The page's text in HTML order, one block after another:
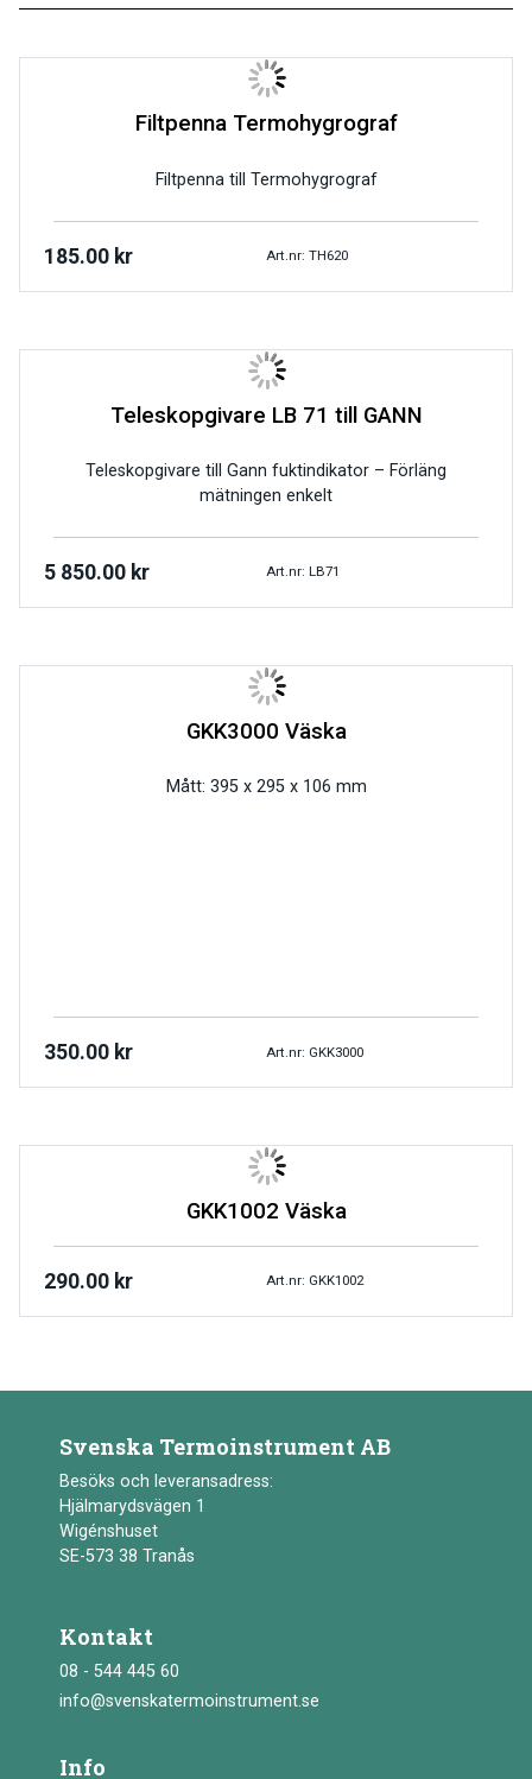
Filtpenna Termohygrograf
Filtpenna till Termohygrograf
185.00 kr Art.nr: TH620
Teleskopgivare LB 71 till GANN
Teleskopgivare till Gann fuktindikator – Förläng
mätningen enkelt
5 850.00 kr Art.nr: LB71
GKK3000 Väska
Mått: 395 x 295 x 106 mm
350.00 kr Art.nr: GKK3000
GKK1002 Väska
290.00 kr Art.nr: GKK1002
Svenska Termoinstrument AB
Besöks och leveransadress:
Hjälmarydsvägen 1
Wigénshuset
SE-573 38 Tranås
Kontakt
08 - 544 445 60
info@svenskatermoinstrument.se
Info